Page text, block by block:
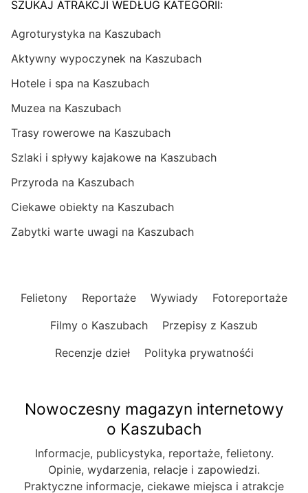
SZUKAJ ATRAKCJI WEDŁUG KATEGORII:
Agroturystyka na Kaszubach
Aktywny wypoczynek na Kaszubach
Hotele i spa na Kaszubach
Muzea na Kaszubach
Trasy rowerowe na Kaszubach
Szlaki i spływy kajakowe na Kaszubach
Przyroda na Kaszubach
Ciekawe obiekty na Kaszubach
Zabytki warte uwagi na Kaszubach
Felietony Reportaże Wywiady
Fotoreportaże
Filmy o Kaszubach
Przepisy z Kaszub
Recenzje dzieł
Polityka prywatnośći
Nowoczesny magazyn internetowy
o Kaszubach
Informacje, publicystyka, reportaże, felietony.
Opinie, wydarzenia, relacje i zapowiedzi.
Praktyczne informacje, ciekawe miejsca i atrakcje